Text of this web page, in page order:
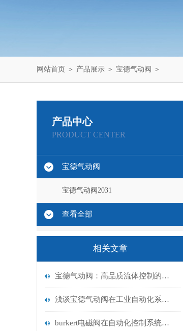
网站首页 ＞ 产品展示 ＞ 宝德气动阀 ＞
产品中心
PRODUCT CENTER
宝德气动阀
宝德气动阀2031
查看全部
相关文章
宝德气动阀：高品质流体控制的可靠选择
浅谈宝德气动阀在工业自动化系统中的作用
burkert电磁阀在自动化控制系统中的应用